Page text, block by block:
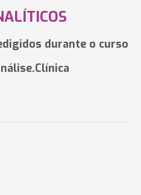
durante o curso